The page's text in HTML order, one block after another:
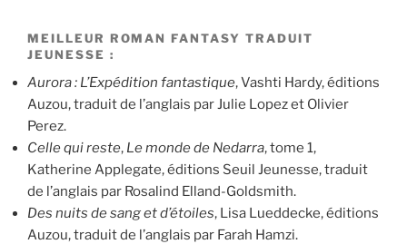
MEILLEUR ROMAN FANTASY TRADUIT
JEUNESSE :
Aurora : L’Expédition fantastique, Vashti Hardy, éditions
Auzou, traduit de l’anglais par Julie Lopez et Olivier
Perez.
Celle qui reste, Le monde de Nedarra, tome 1,
Katherine Applegate, éditions Seuil Jeunesse, traduit
de l’anglais par Rosalind Elland-Goldsmith.
Des nuits de sang et d’étoiles, Lisa Lueddecke, éditions
Auzou, traduit de l’anglais par Farah Hamzi.